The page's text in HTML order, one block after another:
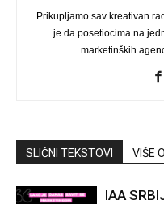
Prikupljamo sav kreativan
je da posetiocima na
marketinških
SLIČNI TEKSTOVI VIŠE
IAA